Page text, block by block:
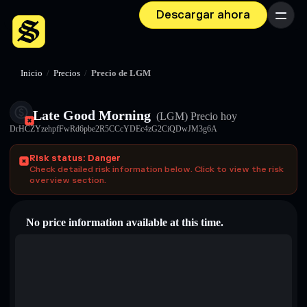
Descargar ahora Menú
Inicio / Precios / Precio de LGM
Late Good Morning (LGM) Precio hoy
DrHCZYzehpfFwRd6pbe2R5CCcYDEc4zG2CiQDwJM3g6A
Risk status: Danger
Check detailed risk information below. Click to view the risk
overview section.
No price information available at this time.